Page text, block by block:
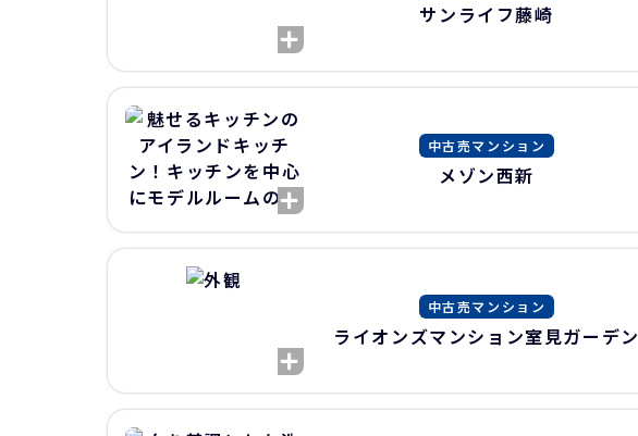
サンライフ藤崎
中古売マンション
メゾン西新
中古売マンション
ライオンズマンション室見ガーデン